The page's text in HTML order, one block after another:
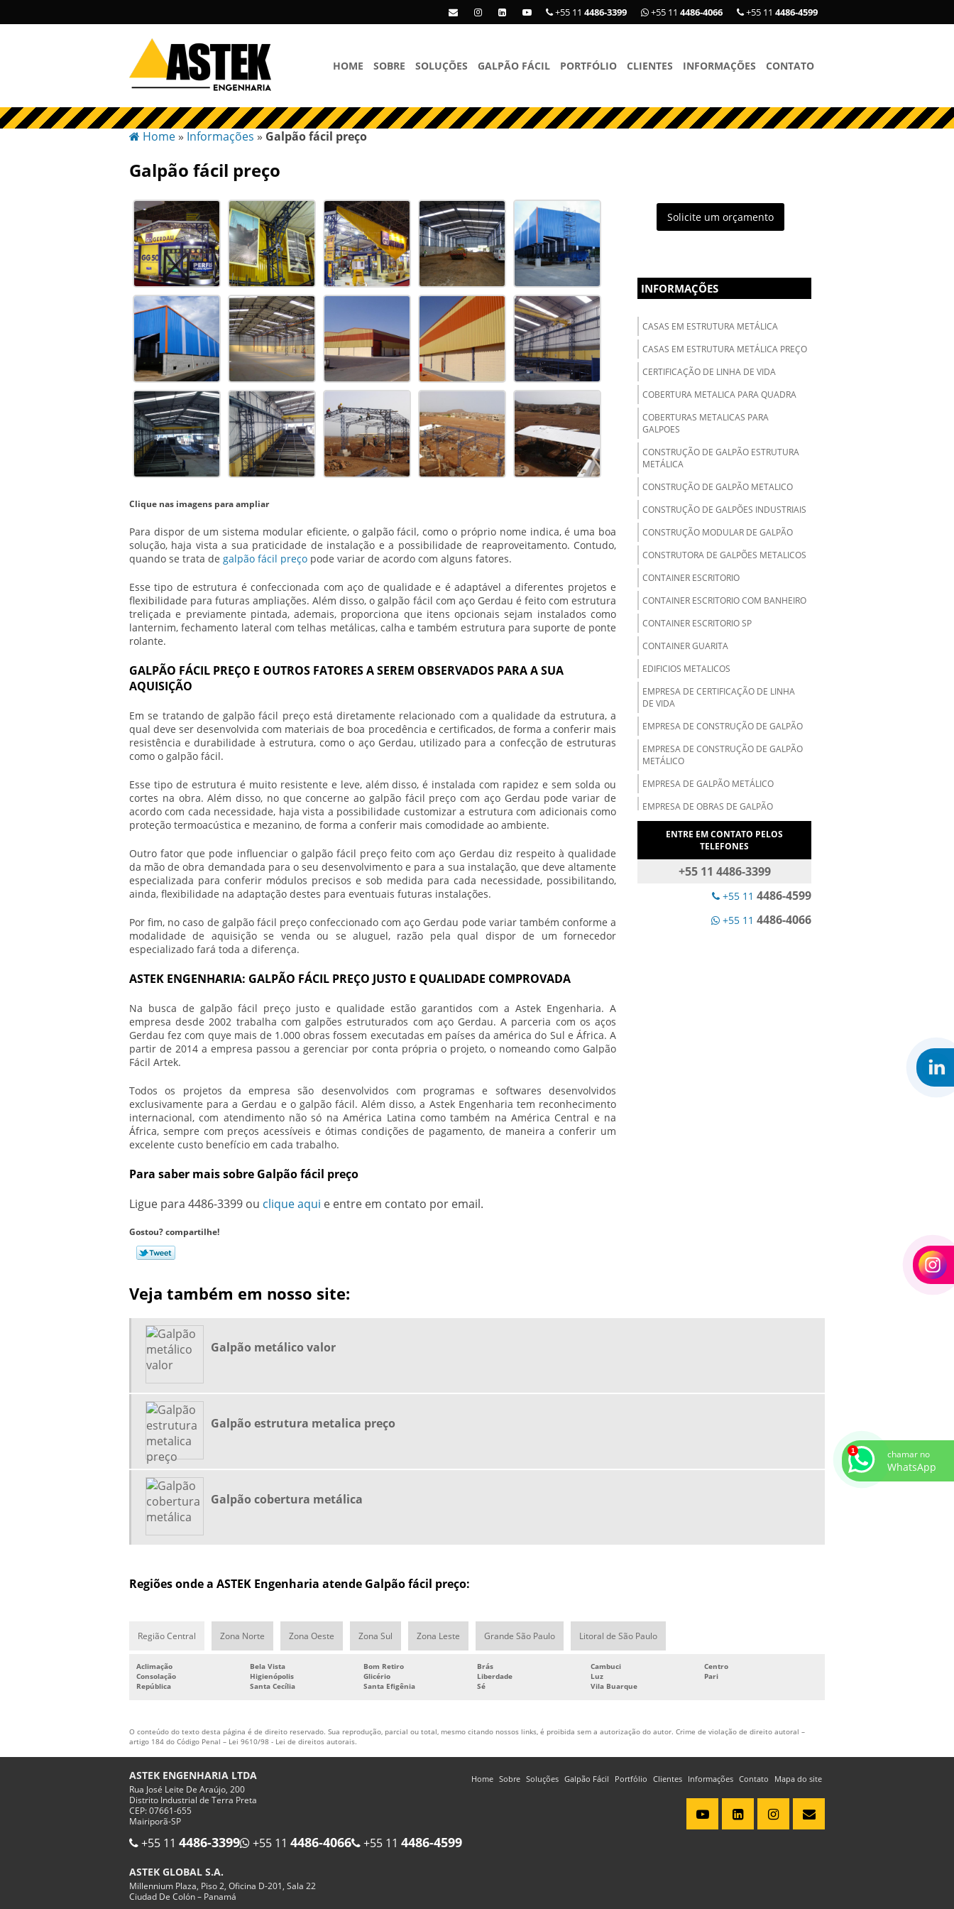
+55 11 4486-4599
+55 11 4486-4066
+55 11 4486-3399
HOME SOBRE SOLUÇÕES GALPÃO FÁCIL PORTFÓLIO CLIENTES INFORMAÇÕES CONTATO
Home » Informações » Galpão fácil preço
Galpão fácil preço
Clique nas imagens para ampliar
Para dispor de um sistema modular eficiente, o galpão fácil, como o próprio nome indica, é uma boa
solução, haja vista a sua praticidade de instalação e a possibilidade de reaproveitamento. Contudo,
quando se trata de galpão fácil preço pode variar de acordo com alguns fatores.
Esse tipo de estrutura é confeccionada com aço de qualidade e é adaptável a diferentes projetos e
flexibilidade para futuras ampliações. Além disso, o galpão fácil com aço Gerdau é feito com estrutura
treliçada e previamente pintada, ademais, proporciona que itens opcionais sejam instalados como
lanternim, fechamento lateral com telhas metálicas, calha e também estrutura para suporte de ponte
rolante.
GALPÃO FÁCIL PREÇO E OUTROS FATORES A SEREM OBSERVADOS PARA A SUA
AQUISIÇÃO
Em se tratando degalpão fácil preçoestá diretamente relacionado com a qualidade da estrutura, a
qual deve ser desenvolvida com materiais de boa procedência e certificados, de forma a conferir mais
resistência e durabilidade à estrutura, como o aço Gerdau, utilizado para a confecção de estruturas
como o galpão fácil.
Esse tipo de estrutura é muito resistente e leve, além disso, é instalada com rapidez e sem solda ou
cortes na obra. Além disso, no que concerne ao galpão fácil preço com aço Gerdau pode variar de
acordo com cada necessidade, haja vista a possibilidade customizar a estrutura com adicionais como
proteção termoacústica e mezanino, de forma a conferir mais comodidade ao ambiente.
Outro fator que pode influenciar o galpão fácil preço feito com aço Gerdau diz respeito à qualidade
da mão de obra demandada para o seu desenvolvimento e para a sua instalação, que deve altamente
especializada para conferir módulos precisos e sob medida para cada necessidade, possibilitando,
ainda, flexibilidade na adaptação destes para eventuais futuras instalações.
Por fim, no caso de galpão fácil preçoconfeccionado com aço Gerdau pode variar também conforme a
modalidade de aquisição se venda ou se aluguel, razão pela qual dispor de um fornecedor
especializado fará toda a diferença.
ASTEK ENGENHARIA: GALPÃO FÁCIL PREÇO JUSTO E QUALIDADE COMPROVADA
Na busca de galpão fácil preço justo e qualidade estão garantidos com a Astek Engenharia. A
empresa desde 2002 trabalha com galpões estruturados com aço Gerdau. A parceria com os aços
Gerdau fez com quye mais de 1.000 obras fossem executadas em países da américa do Sul e África. A
partir de 2014 a empresa passou a gerenciar por conta própria o projeto, o nomeando como Galpão
Fácil Artek.
Todos os projetos da empresa são desenvolvidos com programas e softwares desenvolvidos
exclusivamente para a Gerdau e o galpão fácil. Além disso, a Astek Engenharia tem reconhecimento
internacional, com atendimento não só na América Latina como também na América Central e na
África, sempre com preços acessíveis e ótimas condições de pagamento, de maneira a conferir um
excelente custo benefício em cada trabalho.
Para saber mais sobre Galpão fácil preço
Ligue para 4486-3399 ou clique aqui e entre em contato por email.
Gostou? compartilhe!
Solicite um orçamento
INFORMAÇÕES
CASAS EM ESTRUTURA METÁLICA
CASAS EM ESTRUTURA METÁLICA PREÇO
CERTIFICAÇÃO DE LINHA DE VIDA
COBERTURA METALICA PARA QUADRA
COBERTURAS METALICAS PARA
GALPOES
CONSTRUÇÃO DE GALPÃO ESTRUTURA
METÁLICA
CONSTRUÇÃO DE GALPÃO METALICO
CONSTRUÇÃO DE GALPÕES INDUSTRIAIS
CONSTRUÇÃO MODULAR DE GALPÃO
CONSTRUTORA DE GALPÕES METALICOS
CONTAINER ESCRITORIO
CONTAINER ESCRITORIO COM BANHEIRO
CONTAINER ESCRITORIO SP
CONTAINER GUARITA
EDIFICIOS METALICOS
EMPRESA DE CERTIFICAÇÃO DE LINHA
DE VIDA
EMPRESA DE CONSTRUÇÃO DE GALPÃO
EMPRESA DE CONSTRUÇÃO DE GALPÃO
METÁLICO
EMPRESA DE GALPÃO METÁLICO
EMPRESA DE OBRAS DE GALPÃO
METÁLICO
EMPRESA NR 35
PASSARELA METALICA
PASSARELAS METALICAS PARA
PERGOLADO METÁLICO PREÇO
PREÇO CONTAINER GUARITA
SERVIÇO DE ANCORAGEM
SERVIÇO DE CERTIFICAÇÃO DE LINHA DE
ENTRE EM CONTATO PELOS
TELEFONES
+55 11 4486-3399
+55 11 4486-4599
+55 11 4486-4066
Veja também em nosso site:
Galpão metálico valor
Galpão estrutura metalica preço
Galpão cobertura metálica
Regiões onde a ASTEK Engenharia atende Galpão fácil preço:
Região Central Zona Norte Zona Oeste Zona Sul Zona Leste Grande São Paulo Litoral de São Paulo
Aclimação Bela Vista Bom Retiro Brás Cambuci
Centro
Consolação
Higienópolis Glicério Liberdade Luz
Pari
República
Santa Cecília Santa Efigênia Sé Vila Buarque
O conteúdo do texto desta página é de direito reservado. Sua reprodução, parcial ou total, mesmo citando nossos links, é proibida sem a autorização do autor. Crime de violação de direito autoral –
artigo 184 do Código Penal – Lei 9610/98 - Lei de direitos autorais.
ASTEK ENGENHARIA LTDA
Rua José Leite De Araújo, 200
Distrito Industrial de Terra Preta
CEP: 07661-655
Mairiporã-SP
+55 11 4486-3399 +55 11 4486-4599
+55 11 4486-4066
ASTEK GLOBAL S.A.
Millennium Plaza, Piso 2, Oficina D-201, Sala 22
Ciudad De Colón – Panamá
Home Sobre Soluções Galpão Fácil Portfólio Clientes Informações Contato Mapa do site
chamar no
WhatsApp